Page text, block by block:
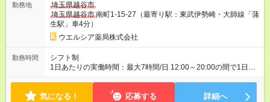
間の長さ：3ヶ月 雇用形態、給与は本採用時と同じです。
勤務地
埼玉県越谷市
埼玉県越谷市南町1-15-27（最寄り駅：東武伊勢崎・大師線「蒲
生駅」車4分）
ウエルシア薬局株式会社
勤務時間
シフト制
1日あたりの実働時間：最大7時間/日 12:00～20:00の間で1日7
時間の勤務 ☆週4～5日の勤務 ※勤務曜日応相談 ※20:00まで勤
気になる！ 応募する 詳細へ